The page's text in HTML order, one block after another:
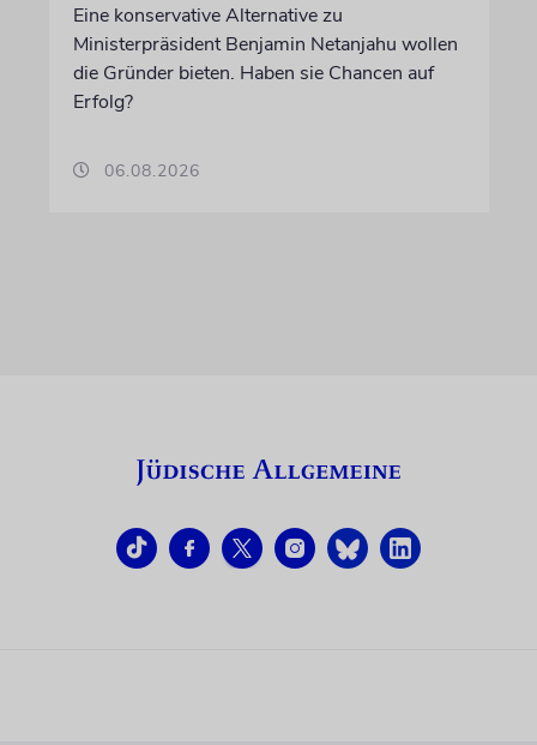
Eine konservative Alternative zu
Ministerpräsident Benjamin Netanjahu wollen
die Gründer bieten. Haben sie Chancen auf
Erfolg?
06.08.2026